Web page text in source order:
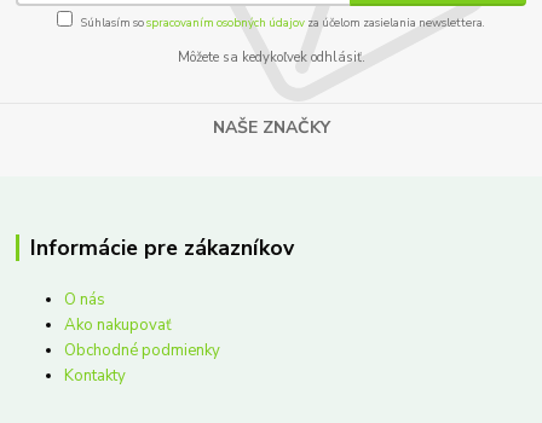
Súhlasím sospracovaním osobných údajov za účelom zasielania newslettera.
Môžete sa kedykoľvek odhlásiť.
NAŠE ZNAČKY
Informácie pre zákazníkov
O nás
Ako nakupovať
Obchodné podmienky
Kontakty